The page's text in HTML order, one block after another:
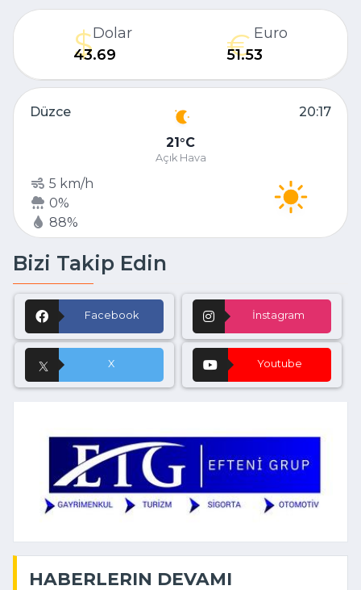
Dolar
43.69
Euro
51.53
Düzce
20:17
21
C
Açık Hava
5 km/h
0%
88%
Bizi Takip Edin
Facebook İnstagram
X Youtube
HABERLERIN DEVAMI